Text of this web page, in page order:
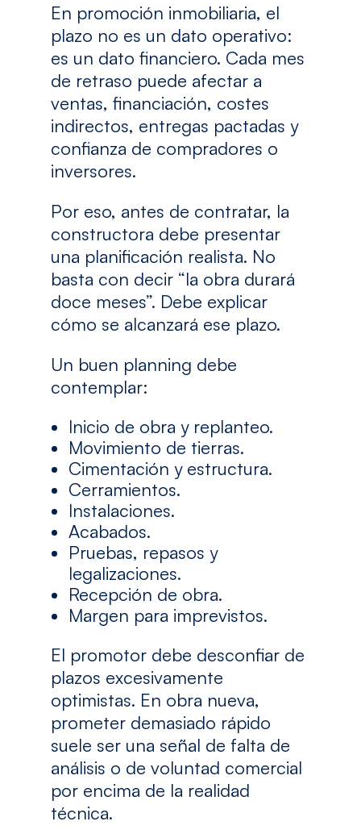
En promoción inmobiliaria, el
plazo no es un dato operativo:
es un dato financiero. Cada mes
de retraso puede afectar a
ventas, financiación, costes
indirectos, entregas pactadas y
confianza de compradores o
inversores.
Por eso, antes de contratar, la
constructora debe presentar
una planificación realista. No
basta con decir “la obra durará
doce meses”. Debe explicar
cómo se alcanzará ese plazo.
Un buen planning debe
contemplar:
Inicio de obra y replanteo.
Movimiento de tierras.
Cimentación y estructura.
Cerramientos.
Instalaciones.
Acabados.
Pruebas, repasos y
legalizaciones.
Recepción de obra.
Margen para imprevistos.
El promotor debe desconfiar de
plazos excesivamente
optimistas. En obra nueva,
prometer demasiado rápido
suele ser una señal de falta de
análisis o de voluntad comercial
por encima de la realidad
técnica.